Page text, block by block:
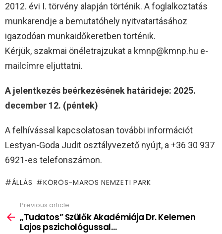
2012. évi I. törvény alapján történik. A foglalkoztatás
munkarendje a bemutatóhely nyitvatartásához
igazodóan munkaidőkeretben történik.
Kérjük, szakmai önéletrajzukat a kmnp@kmnp.hu e-
mailcímre eljuttatni.
A jelentkezés beérkezésének határideje: 2025.
december 12. (péntek)
A felhívással kapcsolatosan további információt
Lestyan-Goda Judit osztályvezető nyújt, a +36 30 937
6921-es telefonszámon.
ÁLLÁS KÖRÖS-MAROS NEMZETI PARK
more
Previous article
„Tudatos” Szülők Akadémiája Dr. Kelemen
Lajos pszichológussal…